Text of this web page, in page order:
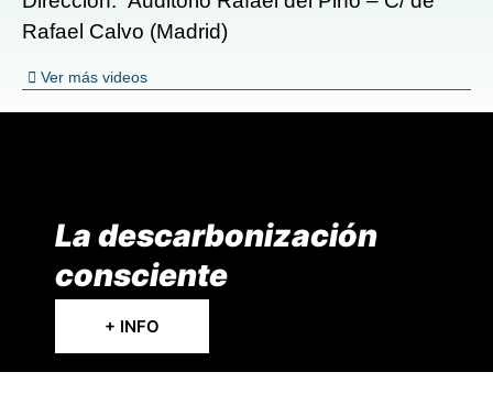
Rafael Calvo (Madrid)
Ver más videos
La descarbonización
consciente
+ INFO